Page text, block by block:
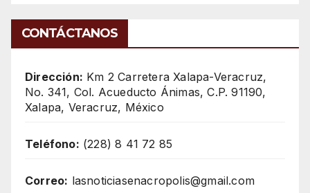
CONTÁCTANOS
Dirección: Km 2 Carretera Xalapa-Veracruz,
No. 341, Col. Acueducto Ánimas, C.P. 91190,
Xalapa, Veracruz, México
Teléfono: (228) 8 41 72 85
Correo: lasnoticiasenacropolis@gmail.com